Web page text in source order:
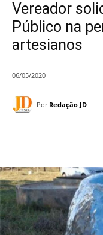
Vereador
Público na
artesianos
06/05/2020
Por Redação JD